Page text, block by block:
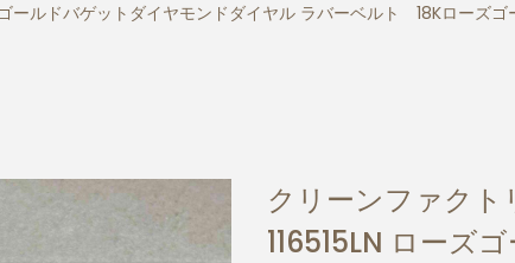
ールドバゲットダイヤモンドダイヤル ラバーベルト 18Kロー
クリーンファクト
116515LN ローズ